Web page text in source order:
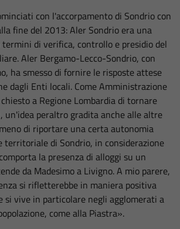
con l'accorpamento di Sondrio con
fine del 2013: Aler Sondrio era una
di verifica, controllo e presidio del
Aler Bergamo-Lecco-Sondrio, con
ha smesso di fornire le risposte attese
dagli Enti locali. Come Amministrazione
a Regione Lombardia di tornare
un'idea peraltro gradita anche alle altre
di riportare una certa autonomia
territoriale di Sondrio, in considerazione
la presenza di alloggi su un
da Madesimo a Livigno. A mio parere,
si rifletterebbe in maniera positiva
si vive in particolare negli agglomerati a
come alla Piastra».